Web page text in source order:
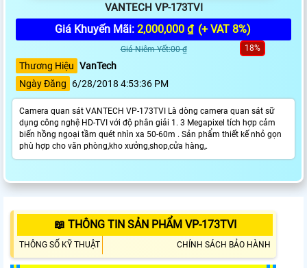
VANTECH VP-173TVI
Giá Khuyến Mãi: 2,000,000 ₫ (+ VAT 8%)
Giá Niêm Yết:00 ₫ 18%
Thương Hiệu VanTech
Ngày Đăng
6/28/2018 4:53:36 PM
Camera quan sát VANTECH VP-173TVI Là dòng camera quan sát sữ
dụng công nghệ HD-TVI với độ phân giải 1. 3 Megapixel tích hợp cảm
biến hồng ngoại tầm quét nhìn xa 50-60m . Sản phẩm thiết kế nhỏ gọn
phù hợp cho văn phòng,kho xưởng,shop,cửa hàng,.
📖 THÔNG TIN SẢN PHẨM VP-173TVI
THÔNG SỐ KỸ THUẬT CHÍNH SÁCH BẢO HÀNH